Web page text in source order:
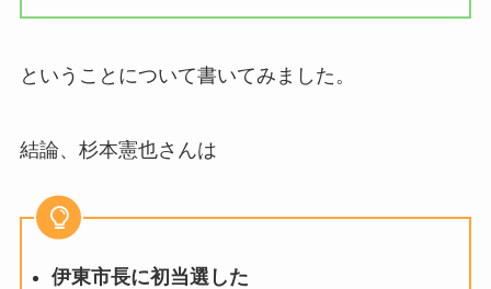
ということについて書いてみました。
結論、杉本憲也さんは
伊東市長に初当選した